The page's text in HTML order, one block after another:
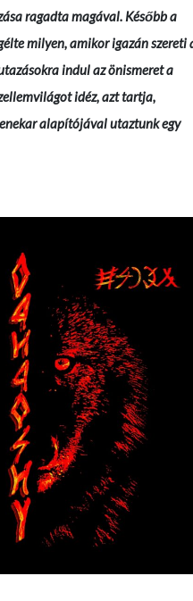
ragadta magával. Később a
milyen, amikor igazán szereti
indul az önismeret a
idéz, azt tartja,
alapítójával utaztunk egy